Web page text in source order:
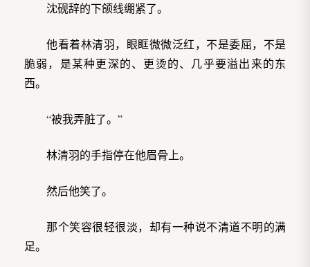
沈砚辞的下颌线绷紧了。
他看着林清羽，眼眶微微泛红，不是委屈，不是
脆弱，是某种更深的、更烫的、几乎要溢出来的东
西。
“被我弄脏了。”
林清羽的手指停在他眉骨上。
然后他笑了。
那个笑容很轻很淡，却有一种说不清道不明的满
足。